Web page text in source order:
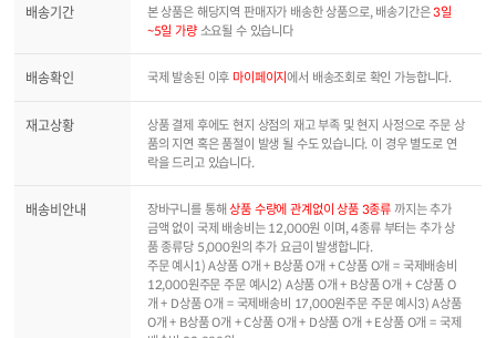
배송기간 본 상품은 해당지역 판매자가 배송한 상품으로, 배송기간은3일
~5일 가량소요될 수 있습니다
배송확인 국제 발송된 이후 마이페이지에서 배송조회로 확인 가능합니다.
재고상황
상품 결제 후에도 현지 상점의 재고 부족 및 현지 사정으로 주문 상
품의 지연 혹은 품절이 발생 될 수도 있습니다. 이 경우 별도로 연
락을 드리고 있습니다.
배송비안내 장바구니를 통해상품 수량에 관계없이 상품 3종류 까지는 추가
금액 없이 국제 배송비는 12,000원 이며, 4종류 부터는 추가 상
품 종류당 5,000원의 추가 요금이 발생합니다.
주문 예시1) A상품 O개 + B상품 O개 + C상품 O개 = 국제배송비
12,000원주문 주문 예시2) A상품 O개 + B상품 O개 + C상품 O
개 + D상품 O개 = 국제배송비 17,000원주문 주문 예시3) A상품
O개 + B상품 O개 + C상품 O개 + D상품 O개 + E상품 O개 = 국제